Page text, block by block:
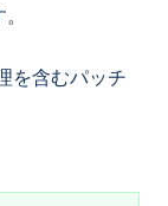
を含むパッチ